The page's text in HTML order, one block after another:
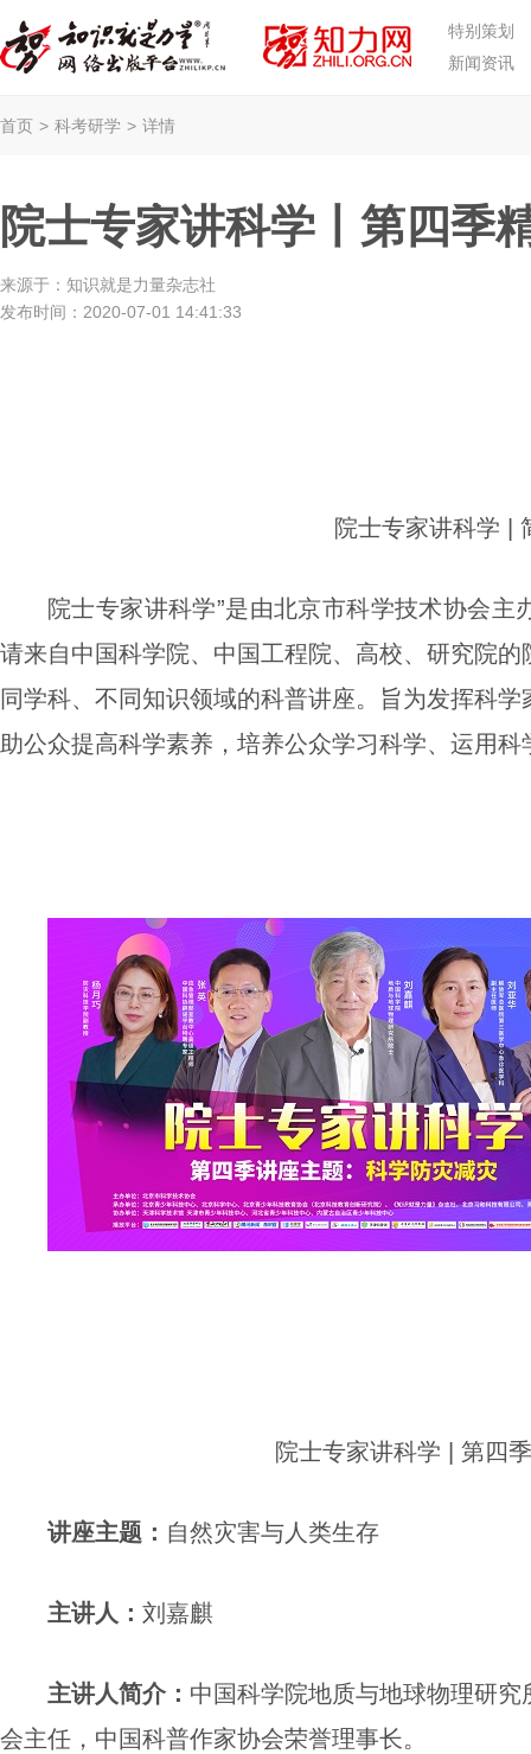
特别策划
新闻资讯
首页 > 科考研学 > 详情
院士专家讲科学丨第四季
来源于： 知识就是力量杂志社
发布时间： 2020-07-01 14:41:33
院士专家讲科学 |
院士专家讲科学”是由北京市科学技术协会主
请来自中国科学院、中国工程院、高校、研究院
同学科、不同知识领域的科普讲座。旨为发挥科学
助公众提高科学素养，培养公众学习科学、运用科
院士专家讲科学 | 第四季
讲座主题： 自然灾害与人类生存
主讲人 ： 刘嘉麒
主讲人简介： 中国科学院地质与地球物理研究
会主任，中国科普作家协会荣誉理事长。